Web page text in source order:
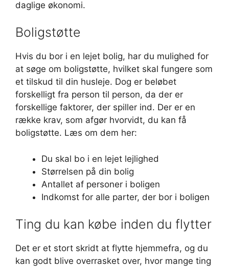
daglige økonomi.
Boligstøtte
Hvis du bor i en lejet bolig, har du mulighed for
at søge om boligstøtte, hvilket skal fungere som
et tilskud til din husleje. Dog er beløbet
forskelligt fra person til person, da der er
forskellige faktorer, der spiller ind. Der er en
række krav, som afgør hvorvidt, du kan få
boligstøtte. Læs om dem her:
Du skal bo i en lejet lejlighed
Størrelsen på din bolig
Antallet af personer i boligen
Indkomst for alle parter, der bor i boligen
Ting du kan købe inden du flytter
Det er et stort skridt at flytte hjemmefra, og du
kan godt blive overrasket over, hvor mange ting